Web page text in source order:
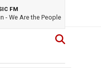
FM
- We Are the People